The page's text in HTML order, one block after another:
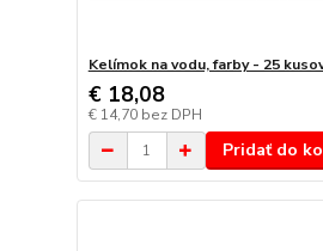
Kelímok na vodu, farby - 25
€ 18,08
€ 14,70 bez DPH
Pridať do